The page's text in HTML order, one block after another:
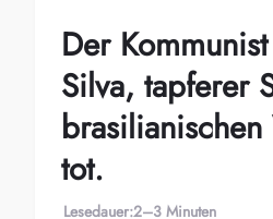
Der
Silva, tapferer
tot.
Lesedauer:2–3 Minuten